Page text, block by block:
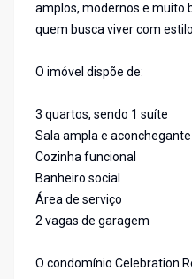
amplos, modernos e muito
quem busca viver com
O imóvel dispõe de:
3 quartos, sendo 1 suíte
Sala ampla e aconchegante
Cozinha funcional
Banheiro social
Área de serviço
2 vagas de garagem
O condomínio Celebration